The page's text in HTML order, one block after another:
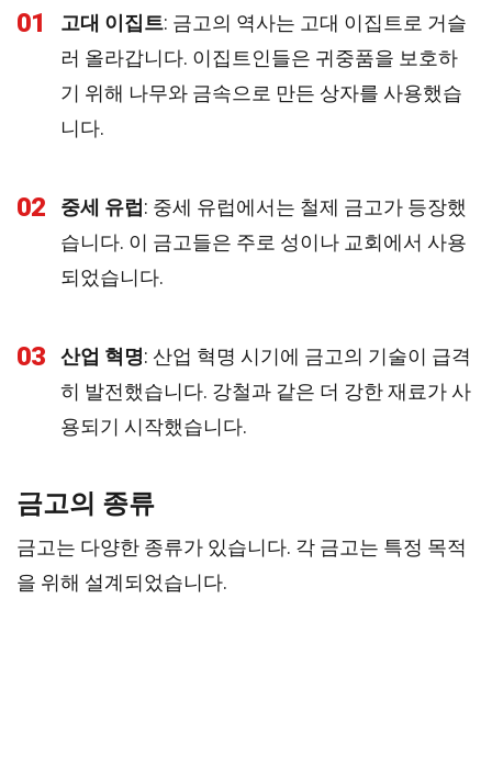
01 고대 이집트: 금고의 역사는 고대 이집트로 거슬
러 올라갑니다. 이집트인들은 귀중품을 보호하
기 위해 나무와 금속으로 만든 상자를 사용했습
니다.
02 중세 유럽 : 중세 유럽에서는 철제 금고가 등장했
습니다. 이 금고들은 주로 성이나 교회에서 사용
되었습니다.
03 산업 혁명: 산업 혁명 시기에 금고의 기술이 급격
히 발전했습니다. 강철과 같은 더 강한 재료가 사
용되기 시작했습니다.
금고의 종류
금고는 다양한 종류가 있습니다. 각 금고는 특정 목적
을 위해 설계되었습니다.